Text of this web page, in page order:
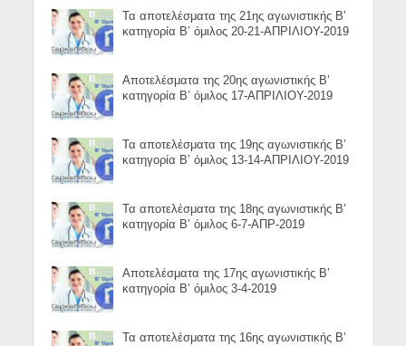
Τα αποτελέσματα της 21ης αγωνιστικής Β’
κατηγορία Β’ όμιλος 20-21-ΑΠΡΙΛΙΟΥ-2019
Αποτελέσματα της 20ης αγωνιστικής Β’
κατηγορία Β’ όμιλος 17-ΑΠΡΙΛΙΟΥ-2019
Τα αποτελέσματα της 19ης αγωνιστικής Β’
κατηγορία Β’ όμιλος 13-14-ΑΠΡΙΛΙΟΥ-2019
Τα αποτελέσματα της 18ης αγωνιστικής Β’
κατηγορία Β’ όμιλος 6-7-ΑΠΡ-2019
Αποτελέσματα της 17ης αγωνιστικής Β’
κατηγορία Β’ όμιλος 3-4-2019
Τα αποτελέσματα της 16ης αγωνιστικής Β’